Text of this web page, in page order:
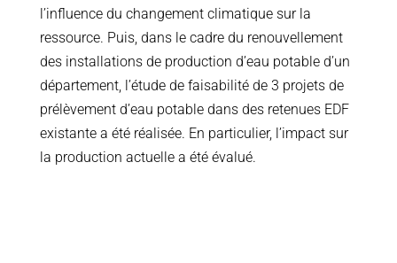
l’influence du changement climatique sur la
ressource. Puis, dans le cadre du renouvellement
des installations de production d’eau potable d’un
département, l’étude de faisabilité de 3 projets de
prélèvement d’eau potable dans des retenues EDF
existante a été réalisée. En particulier, l’impact sur
la production actuelle a été évalué.